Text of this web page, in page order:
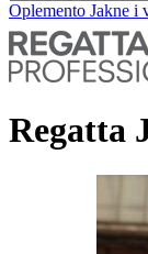
Oplemento Jakne i
Regatta